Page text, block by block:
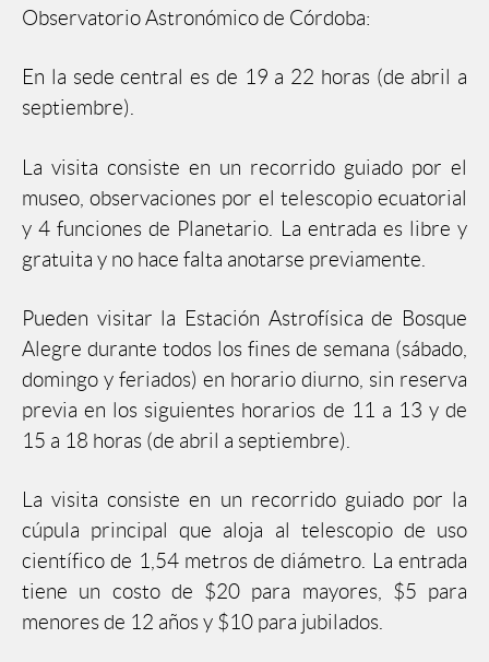
Observatorio Astronómico de Córdoba:
En la sede central es de 19 a 22 horas (de abril a
septiembre).
La visita consiste en un recorrido guiado por el
museo, observaciones por el telescopio ecuatorial
y 4 funciones de Planetario. La entrada es libre y
gratuita y no hace falta anotarse previamente.
Pueden visitar la Estación Astrofísica de Bosque
Alegre durante todos los fines de semana (sábado,
domingo y feriados) en horario diurno, sin reserva
previa en los siguientes horarios de 11 a 13 y de
15 a 18 horas (de abril a septiembre).
La visita consiste en un recorrido guiado por la
cúpula principal que aloja al telescopio de uso
científico de 1,54 metros de diámetro. La entrada
tiene un costo de $20 para mayores, $5 para
menores de 12 años y $10 para jubilados.